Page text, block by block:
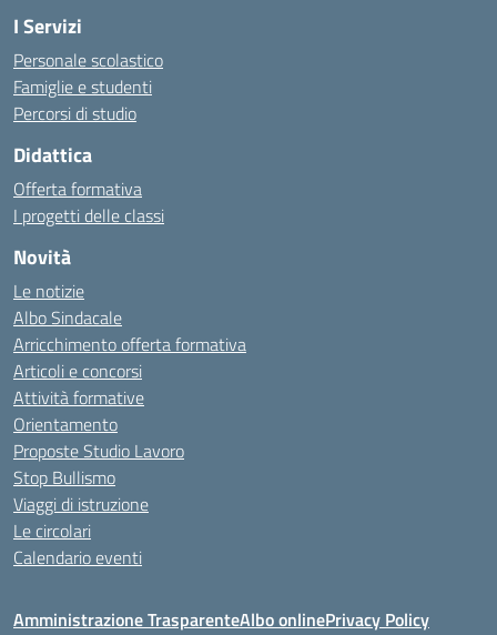
I Servizi
Personale scolastico
Famiglie e studenti
Percorsi di studio
Didattica
Offerta formativa
I progetti delle classi
Novità
Le notizie
Albo Sindacale
Arricchimento offerta formativa
Articoli e concorsi
Attività formative
Orientamento
Proposte Studio Lavoro
Stop Bullismo
Viaggi di istruzione
Le circolari
Calendario eventi
Amministrazione TrasparenteAlbo onlinePrivacy Policy